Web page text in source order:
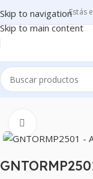
Skip to navigation
Skip to main content
Estás
Inicio CONSUMIBLES